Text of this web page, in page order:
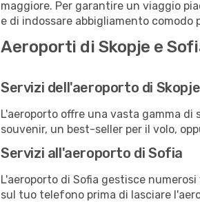
maggiore. Per garantire un viaggio
e di indossare abbigliamento
Aeroporti di Skopje e
Servizi dell'aeroporto di Skopje
L'aeroporto offre una vasta gamma
souvenir, un best-seller per il volo,
Servizi all'aeroporto di Sofia
L'aeroporto di Sofia gestisce
sul tuo telefono prima di lasciare